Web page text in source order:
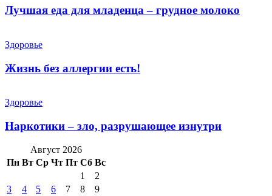
Лучшая еда для младенца – грудное молоко
Здоровье
Жизнь без аллергии есть!
Здоровье
Наркотики – зло, разрушающее изнутри
Август 2026
Пн Вт Ср Чт Пт Сб Вс
1
2
3
4 5 6 7 8
9